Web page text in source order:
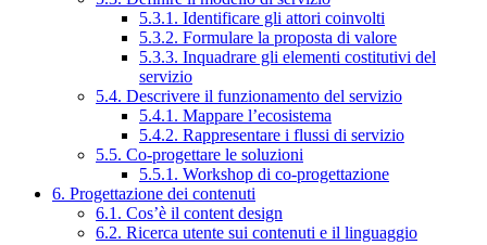
5.3.1. Identificare gli attori coinvolti
5.3.2. Formulare la proposta di valore
5.3.3. Inquadrare gli elementi costitutivi del
servizio
5.4. Descrivere il funzionamento del servizio
5.4.1. Mappare l’ecosistema
5.4.2. Rappresentare i flussi di servizio
5.5. Co-progettare le soluzioni
5.5.1. Workshop di co-progettazione
6. Progettazione dei contenuti
6.1. Cos’è il content design
6.2. Ricerca utente sui contenuti e il linguaggio